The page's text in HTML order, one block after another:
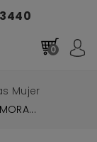
0
Mujer